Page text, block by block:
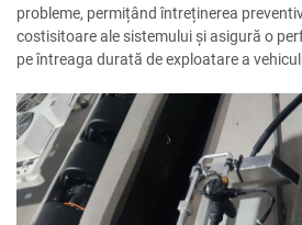
probleme, permițând întreținerea
costisitoare ale sistemului și asigură o
pe întreaga durată de exploatare a